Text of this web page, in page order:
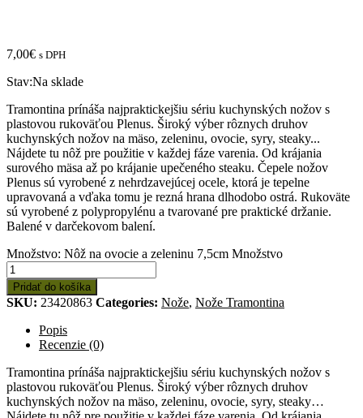
7,00€ s DPH
Stav:Na sklade
Tramontina prínáša najpraktickejšiu sériu kuchynských nožov s
plastovou rukoväťou Plenus. Široký výber rôznych druhov
kuchynských nožov na mäso, zeleninu, ovocie, syry, steaky...
Nájdete tu nôž pre použitie v každej fáze varenia. Od krájania
surového mäsa až po krájanie upečeného steaku. Čepele nožov
Plenus sú vyrobené z nehrdzavejúcej ocele, ktorá je tepelne
upravovaná a vďaka tomu je rezná hrana dlhodobo ostrá. Rukoväte
sú vyrobené z polypropylénu a tvarované pre praktické držanie.
Balené v darčekovom balení.
Množstvo: Nôž na ovocie a zeleninu 7,5cm Množstvo
Pridať do košíka
SKU: 23420863 Categories: Nože, Nože Tramontina
Popis
Recenzie (0)
Tramontina prínáša najpraktickejšiu sériu kuchynských nožov s
plastovou rukoväťou Plenus. Široký výber rôznych druhov
kuchynských nožov na mäso, zeleninu, ovocie, syry, steaky…